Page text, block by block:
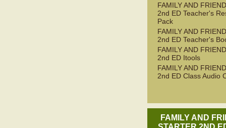
FAMILY AND
2nd ED Teacher's
Pack
FAMILY AND
2nd ED Teacher's
FAMILY AND
2nd ED Itools
FAMILY AND
2nd ED Class Audio
FAMILY AND